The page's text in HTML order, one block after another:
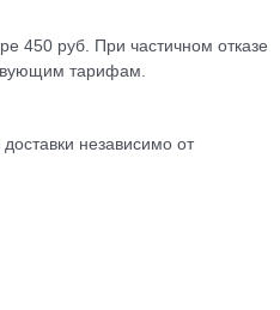
450 руб. При частичном отказе
тарифам.
независимо от